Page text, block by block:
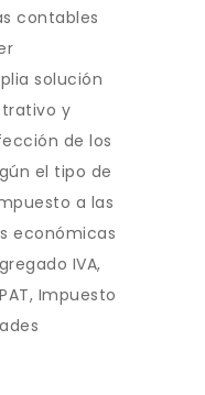
contables
solución
y
de los
el tipo de
a las
económicas
IVA,
Impuesto